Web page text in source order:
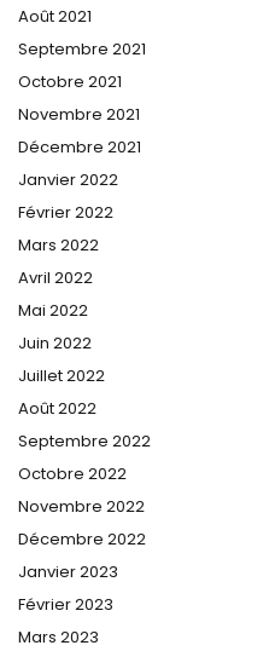
Août 2021
Septembre 2021
Octobre 2021
Novembre 2021
Décembre 2021
Janvier 2022
Février 2022
Mars 2022
Avril 2022
Mai 2022
Juin 2022
Juillet 2022
Août 2022
Septembre 2022
Octobre 2022
Novembre 2022
Décembre 2022
Janvier 2023
Février 2023
Mars 2023